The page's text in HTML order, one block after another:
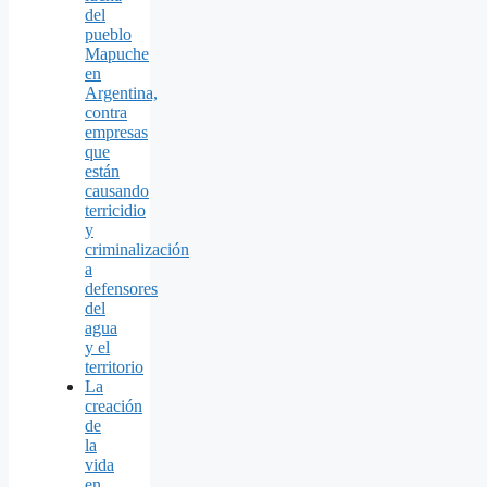
del
pueblo
Mapuche
en
Argentina,
contra
empresas
que
están
causando
terricidio
y
criminalización
a
defensores
del
agua
y el
territorio
La
creación
de
la
vida